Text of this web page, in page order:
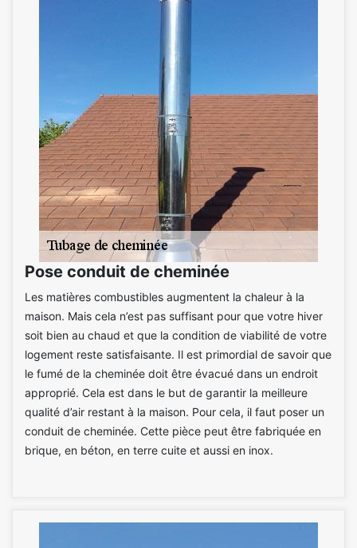
Pose conduit de cheminée
Les matières combustibles augmentent la chaleur à la
maison. Mais cela n’est pas suffisant pour que votre hiver
soit bien au chaud et que la condition de viabilité de votre
logement reste satisfaisante. Il est primordial de savoir que
le fumé de la cheminée doit être évacué dans un endroit
approprié. Cela est dans le but de garantir la meilleure
qualité d’air restant à la maison. Pour cela, il faut poser un
conduit de cheminée. Cette pièce peut être fabriquée en
brique, en béton, en terre cuite et aussi en inox.